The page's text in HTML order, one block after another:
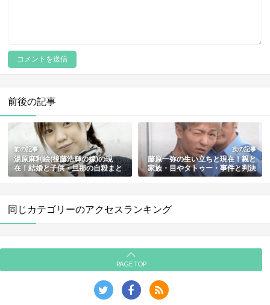
前後の記事
前の記事
湯原麻利絵(後藤浩輝の嫁)の現
在！結婚と子供・旦那の自殺まと
め【若い頃の画像付き】
次の記事
藤原一弥の生い立ちと現在！親と
家族・目やタトゥー・事件と判決
まとめ【札幌2歳女児衰弱死事件
同じカテゴリーのアクセスランキング
PAGE TOP